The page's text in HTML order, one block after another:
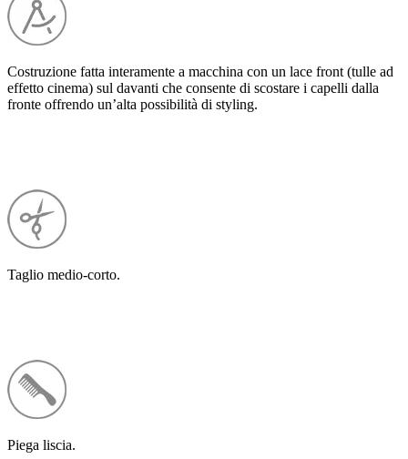
Costruzione fatta interamente a macchina con un lace front (tulle ad
effetto cinema) sul davanti che consente di scostare i capelli dalla
fronte offrendo un’alta possibilità di styling.
Taglio medio-corto.
Piega liscia.